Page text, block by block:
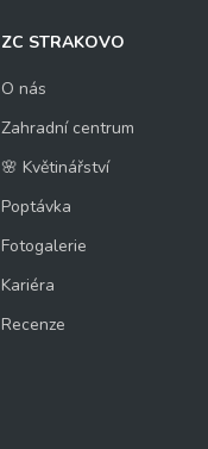
ZC STRAKOVO
O nás
Zahradní centrum
🌸 Květinářství
Poptávka
Fotogalerie
Kariéra
Recenze